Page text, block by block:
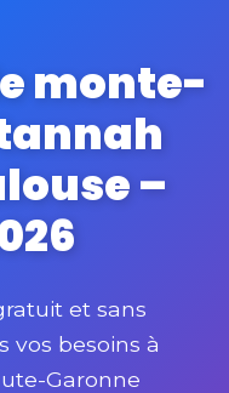
monte-
–
et sans
vos besoins à
Garonne